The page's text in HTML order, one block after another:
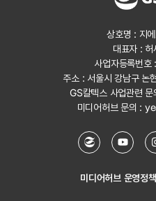
상호명 : 지
대표자 : 허
사업자등록번
주소 : 서울시 강남구 논
GS칼텍스 사업관련
미디어허브 문의 :
미디어허브 운영정책